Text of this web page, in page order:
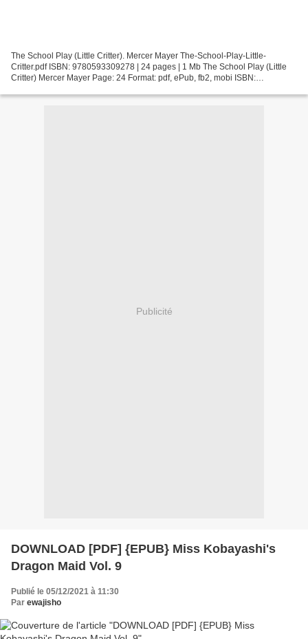
The School Play (Little Critter). Mercer Mayer The-School-Play-Little-
Critter.pdf ISBN: 9780593309278 | 24 pages | 1 Mb The School Play (Little
Critter) Mercer Mayer Page: 24 Format: pdf, ePub, fb2, mobi ISBN:
Publicité
DOWNLOAD [PDF] {EPUB} Miss Kobayashi's
Dragon Maid Vol. 9
Publié le 05/12/2021 à 11:30
Par ewajisho